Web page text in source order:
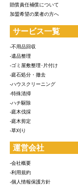
賠償責任補償について
加盟希望の業者の方へ
サービス一覧
-不用品回収
-遺品整理
-ゴミ屋敷整理･片付け
-庭石処分・撤去
-ハウスクリーニング
-特殊清掃
-ハチ駆除
-庭木伐採
-庭木剪定
-草刈り
運営会社
-会社概要
-利用規約
-個人情報保護方針